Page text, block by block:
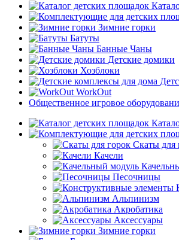
Зимние горки
Батуты
Банные Чаны
Детские домики
Хозблоки
WorkOut
Общественное игровое
Скаты для
Качели
Песочницы
Альпинизм
Акробатика
Аксессуары
Зимние горки